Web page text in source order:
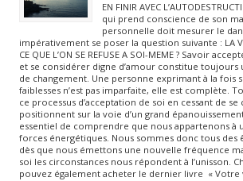
EN FINIR AVEC
qui prend conscience de son
personnelle doit mesurer le
impérativement se poser la question suivante : LA
CE QUE L’ON SE REFUSE A SOI-MEME ? Savoir
et se considérer digne d’amour constitue
de changement. Une personne exprimant à la fois
faiblesses n’est pas imparfaite, elle est complète.
ce processus d’acceptation de soi en cessant de
positionnent sur la voie d’un grand
essentiel de comprendre que nous appartenons à
forces énergétiques. Nous sommes donc tous des
dès que nous émettons une nouvelle fréquence
soi les circonstances nous répondent à l’unisson.
pouvez également acheter le dernier livre « Votre